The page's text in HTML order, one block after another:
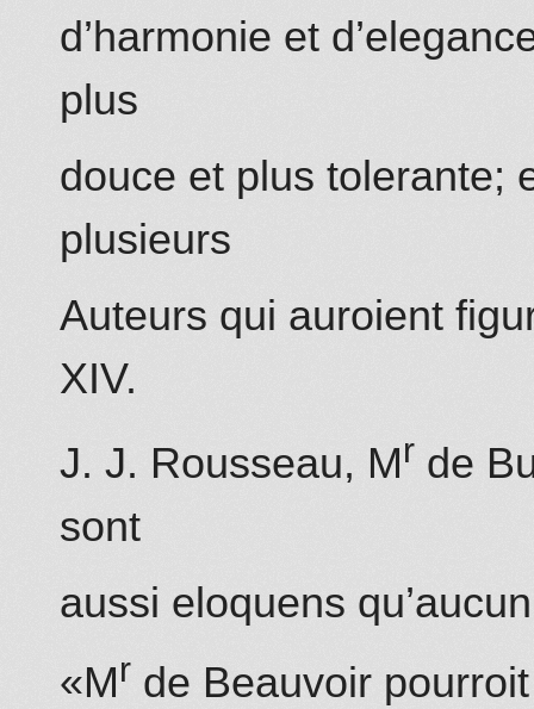
d’harmonie et
plus
douce et plus tolerante;
plusieurs
Auteurs qui auroient
XIV.
J. J. Rousseau, Mr de
sont
aussi eloquens
«Mr de Beauvoir